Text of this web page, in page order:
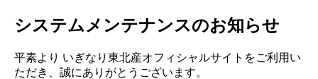
システムメンテナンスのお知らせ
平素より いぎなり東北産オフィシャルサイトをご利用い
ただき、誠にありがとうございます。